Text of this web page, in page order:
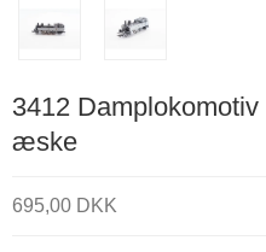
3412
æske
695,00 DKK